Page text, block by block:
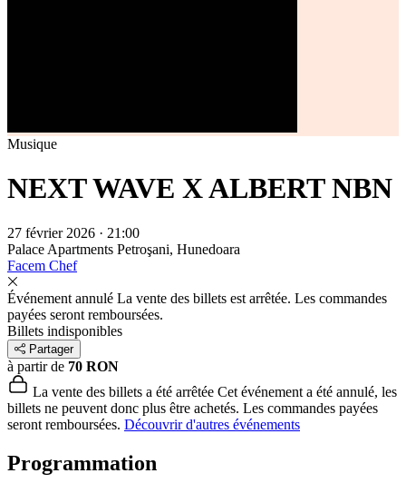
Musique
NEXT WAVE X ALBERT NBN
27 février 2026 · 21:00
Palace Apartments Petroşani, Hunedoara
Facem Chef
Événement annulé La vente des billets est arrêtée. Les commandes
payées seront remboursées.
Billets indisponibles
Partager
à partir de 70 RON
La vente des billets a été arrêtée Cet événement a été annulé, les
billets ne peuvent donc plus être achetés. Les commandes payées
seront remboursées. Découvrir d'autres événements
Programmation